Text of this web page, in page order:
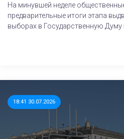
На минувшей неделе
предварительные итоги этапа
выборах в Государственную Думу
18:41 30.07.2026